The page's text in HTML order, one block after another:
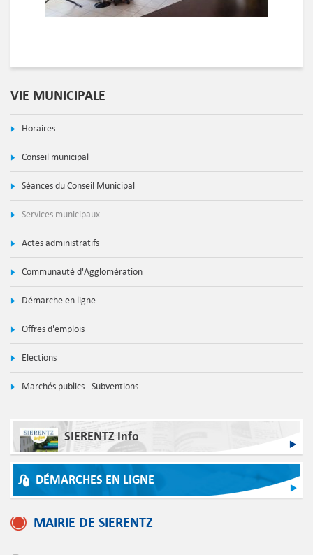
VIE MUNICIPALE
Horaires
Conseil municipal
Séances du Conseil Municipal
Services municipaux
Actes administratifs
Communauté d'Agglomération
Démarche en ligne
Offres d'emplois
Elections
Marchés publics - Subventions
SIERENTZ Info
DÉMARCHES EN LIGNE
MAIRIE DE SIERENTZ